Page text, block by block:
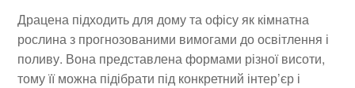
Драцена підходить для дому та офісу як кімнатна
рослина з прогнозованими вимогами до освітлення і
поливу. Вона представлена формами різної висоти,
тому її можна підібрати під конкретний інтер’єр і